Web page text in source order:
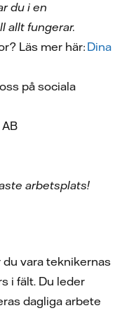
du i en
allt fungerar.
Läs mer här: Dina
på sociala
AB
arbetsplats!
vara teknikernas
i fält. Du leder
dagliga arbete